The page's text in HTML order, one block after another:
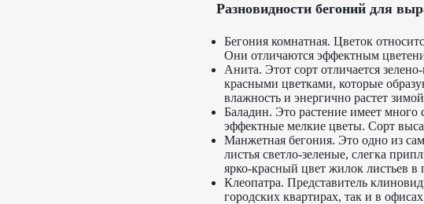
Разновидности бегоний для
Бегония комнатная. Цветок
Они отличаются эффектным
Анита. Этот сорт отличается
красными цветками, которые
влажность и энергично растет
Баладин. Это растение имеет много
эффектные мелкие цветы. Сорт
Манжетная бегония. Это одно из
листья светло-зеленые, слегка
ярко-красный цвет жилок листьев в
Клеопатра. Представитель
городских квартирах, так и в